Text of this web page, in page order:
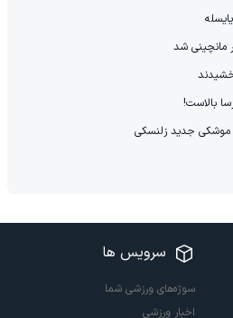
مانچینی شد
بالاست!
موشکی جدید زلنسکی
سرویس ها
سوژه‌های ورزشی شما
اخبار ورزشی